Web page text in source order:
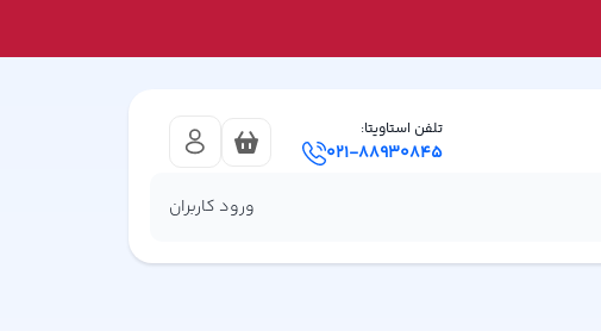
تلفن استاویتا:
021-88930845
ورود کاربران